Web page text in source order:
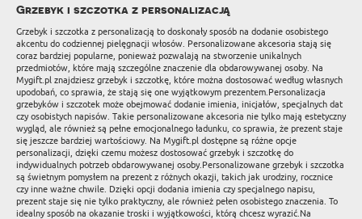
Grzebyk i szczotka z personalizacją
Grzebyk i szczotka z personalizacją to doskonały sposób na dodanie osobistego
akcentu do codziennej pielęgnacji włosów. Personalizowane akcesoria stają się
coraz bardziej popularne, ponieważ pozwalają na stworzenie unikalnych
przedmiotów, które mają szczególne znaczenie dla obdarowywanej osoby. Na
Mygift.pl znajdziesz grzebyk i szczotkę, które można dostosować według własnych
upodobań, co sprawia, że stają się one wyjątkowym prezentem.Personalizacja
grzebyków i szczotek może obejmować dodanie imienia, inicjałów, specjalnych dat
czy osobistych napisów. Takie personalizowane akcesoria nie tylko mają estetyczny
wygląd, ale również są pełne emocjonalnego ładunku, co sprawia, że prezent staje
się jeszcze bardziej wartościowy. Na Mygift.pl dostępne są różne opcje
personalizacji, dzięki czemu możesz dostosować grzebyk i szczotkę do
indywidualnych potrzeb obdarowywanej osoby.Personalizowane grzebyk i szczotka
są świetnym pomysłem na prezent z różnych okazji, takich jak urodziny, rocznice
czy inne ważne chwile. Dzięki opcji dodania imienia czy specjalnego napisu,
prezent staje się nie tylko praktyczny, ale również pełen osobistego znaczenia. To
idealny sposób na okazanie troski i wyjątkowości, którą chcesz wyrazić.Na